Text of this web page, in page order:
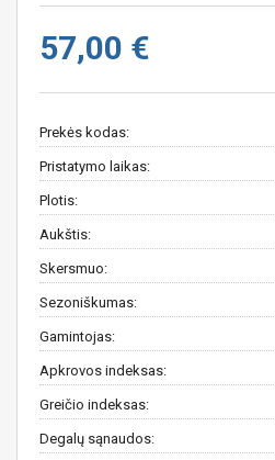
57,00 €
Prekės kodas:
Pristatymo laikas:
Plotis:
Aukštis:
Skersmuo:
Sezoniškumas:
Gamintojas:
Apkrovos indeksas:
Greičio indeksas:
Degalų sąnaudos: